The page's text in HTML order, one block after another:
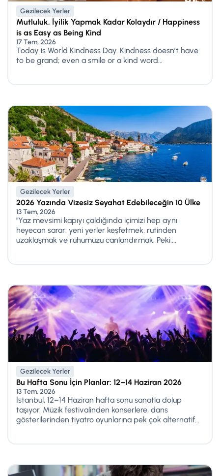
Gezilecek Yerler
Mutluluk, İyilik Yapmak Kadar Kolaydır / Happiness
is as Easy as Being Kind
17 Tem, 2026
Today is World Kindness Day. Kindness doesn’t have
to be grand; even a smile or a kind word...
Gezilecek Yerler
2026 Yazında Vizesiz Seyahat Edebileceğin 10 Ülke
13 Tem, 2026
"Yaz mevsimi kapıyı çaldığında içimizi hep aynı
heyecan sarar: yeni yerler keşfetmek, rutinden
uzaklaşmak ve ruhumuzu canlandırmak. Peki,...
Gezilecek Yerler
Bu Hafta Sonu İçin Planlar: 12–14 Haziran 2026
13 Tem, 2026
İstanbul, 12–14 Haziran hafta sonu sanatla dolup
taşıyor. Müzik festivalinden konserlere, dans
gösterilerinden tiyatro oyunlarına pek çok alternatif...